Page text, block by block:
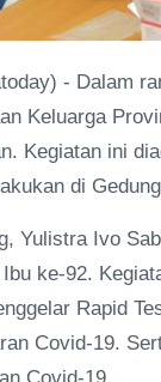
- Dalam
Keluarga
Kegiatan ini
di
Yulistra Ivo
ke-92.
Rapid
Covid-19.